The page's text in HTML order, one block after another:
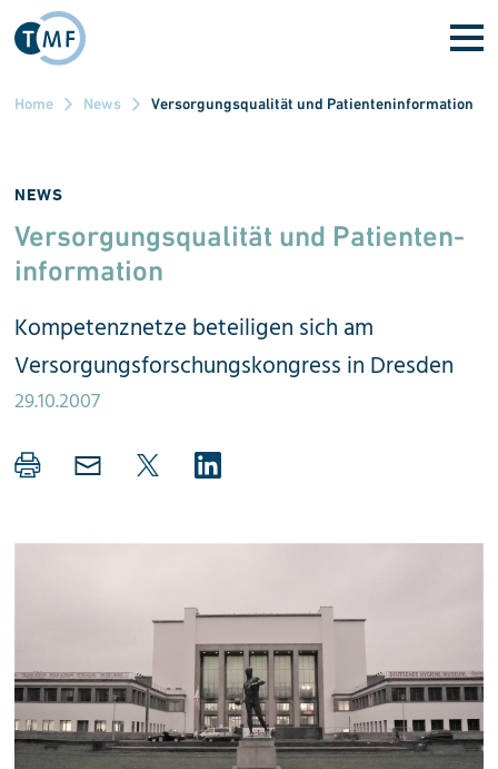
Direkt zum Inhalt
Home News Versorgungsqualität und Patienteninformation
NEWS
Versorgungs­qualität und Patienten­
information
Kompetenz­netze beteiligen sich am
Versorgungs­forschungs­kongress in Dresden
29.10.2007